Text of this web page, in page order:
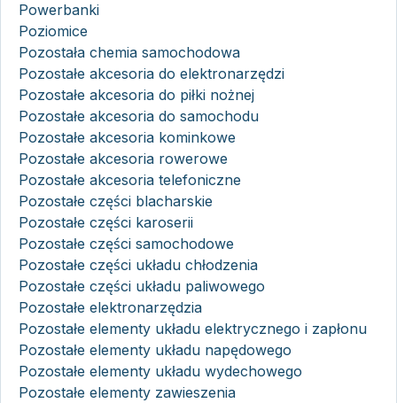
Powerbanki
Poziomice
Pozostała chemia samochodowa
Pozostałe akcesoria do elektronarzędzi
Pozostałe akcesoria do piłki nożnej
Pozostałe akcesoria do samochodu
Pozostałe akcesoria kominkowe
Pozostałe akcesoria rowerowe
Pozostałe akcesoria telefoniczne
Pozostałe części blacharskie
Pozostałe części karoserii
Pozostałe części samochodowe
Pozostałe części układu chłodzenia
Pozostałe części układu paliwowego
Pozostałe elektronarzędzia
Pozostałe elementy układu elektrycznego i zapłonu
Pozostałe elementy układu napędowego
Pozostałe elementy układu wydechowego
Pozostałe elementy zawieszenia